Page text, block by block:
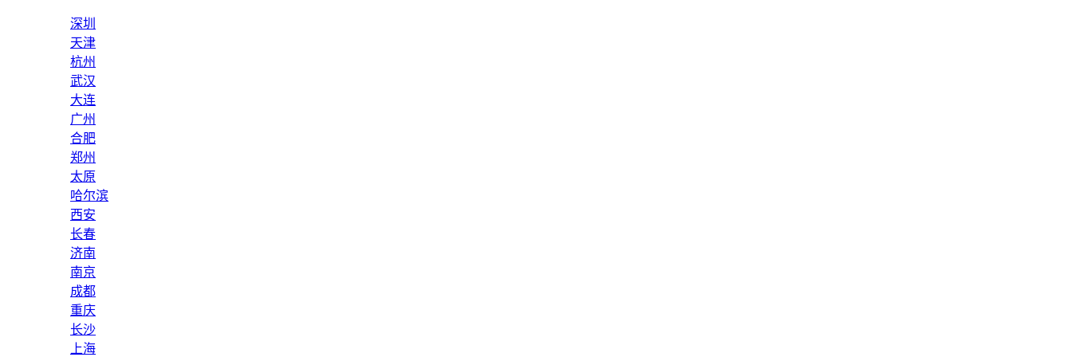
深圳
天津
杭州
武汉
大连
广州
合肥
郑州
太原
哈尔滨
西安
长春
济南
南京
成都
重庆
长沙
上海